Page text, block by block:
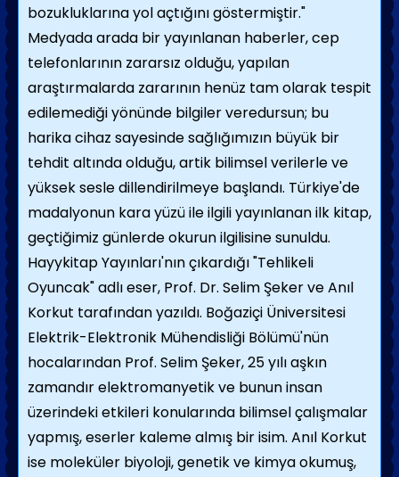
bozukluklarına yol açtığını göstermiştir."
Medyada arada bir yayınlanan haberler, cep
telefonlarının zararsız olduğu, yapılan
araştırmalarda zararının henüz tam olarak tespit
edilemediği yönünde bilgiler veredursun; bu
harika cihaz sayesinde sağlığımızın büyük bir
tehdit altında olduğu, artik bilimsel verilerle ve
yüksek sesle dillendirilmeye başlandı. Türkiye'de
madalyonun kara yüzü ile ilgili yayınlanan ilk kitap,
geçtiğimiz günlerde okurun ilgilisine sunuldu.
Hayykitap Yayınları'nın çıkardığı "Tehlikeli
Oyuncak" adlı eser, Prof. Dr. Selim Şeker ve Anıl
Korkut tarafından yazıldı. Boğaziçi Üniversitesi
Elektrik-Elektronik Mühendisliği Bölümü'nün
hocalarından Prof. Selim Şeker, 25 yılı aşkın
zamandır elektromanyetik ve bunun insan
üzerindeki etkileri konularında bilimsel çalışmalar
yapmış, eserler kaleme almış bir isim. Anıl Korkut
ise moleküler biyoloji, genetik ve kimya okumuş,